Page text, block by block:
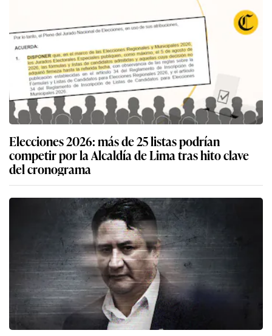
Elecciones 2026: más de 25 listas podrían
competir por la Alcaldía de Lima tras hito clave
del cronograma